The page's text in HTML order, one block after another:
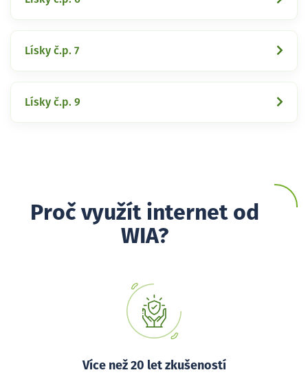
Lísky č.p. 7
Lísky č.p. 9
Proč využít internet od
WIA?
Více než 20 let zkušeností